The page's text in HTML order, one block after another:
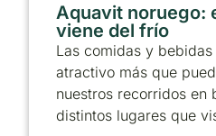
Aquavit noruego:
viene del frío
Las comidas y
atractivo más que
nuestros recorridos en
distintos lugares que